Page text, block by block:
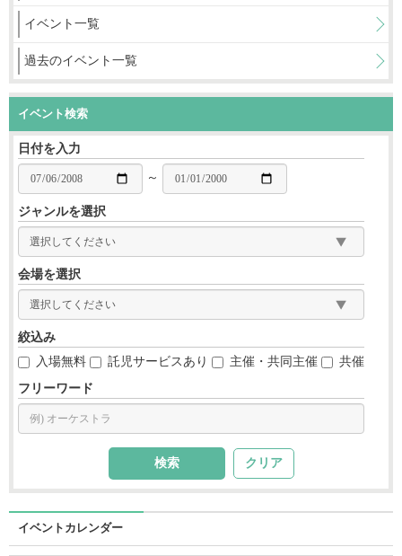
イベント一覧
過去のイベント一覧
イベント検索
日付を入力
～
ジャンルを選択
会場を選択
絞込み
入場無料
託児サービスあり 主催・共同主催 共催
フリーワード
クリア
イベントカレンダー